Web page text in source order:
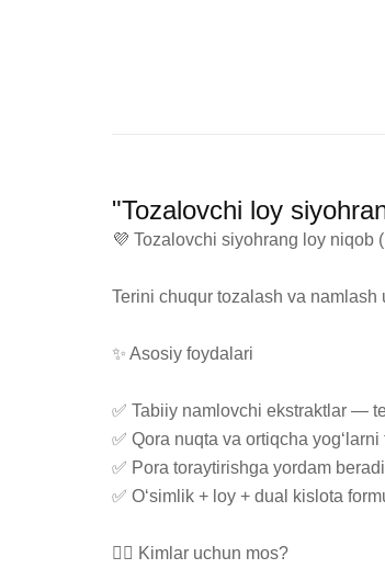
"Tozalovchi loy
💜 Tozalovchi siyohrang loy niqob
Terini chuqur tozalash va
✨ Asosiy foydalari
✅ Tabiiy namlovchi ekstraktlar —
✅ Qora nuqta va ortiqcha
✅ Pora toraytirishga yordam beradi
✅ O‘simlik + loy + dual kislota
💆‍♀️ Kimlar uchun mos?